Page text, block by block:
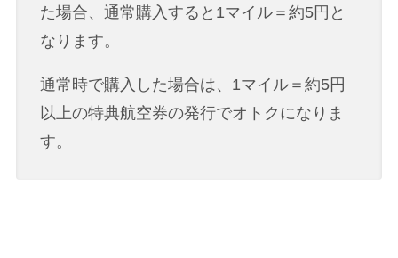
た場合、通常購入すると1マイル＝約5円と
なります。
通常時で購入した場合は、1マイル＝約5円
以上の特典航空券の発行でオトクになりま
す。